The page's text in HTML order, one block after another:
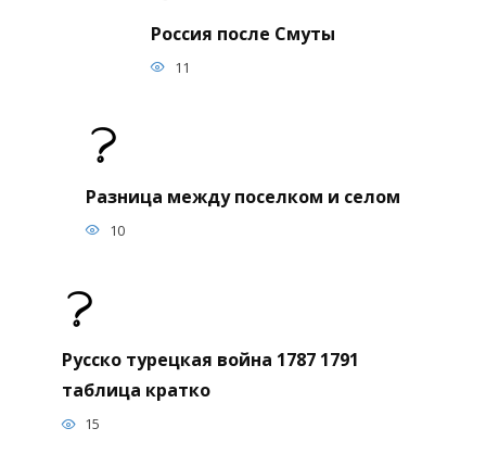
Россия после Смуты
11
Разница между поселком и селом
10
Русско турецкая война 1787 1791
таблица кратко
15